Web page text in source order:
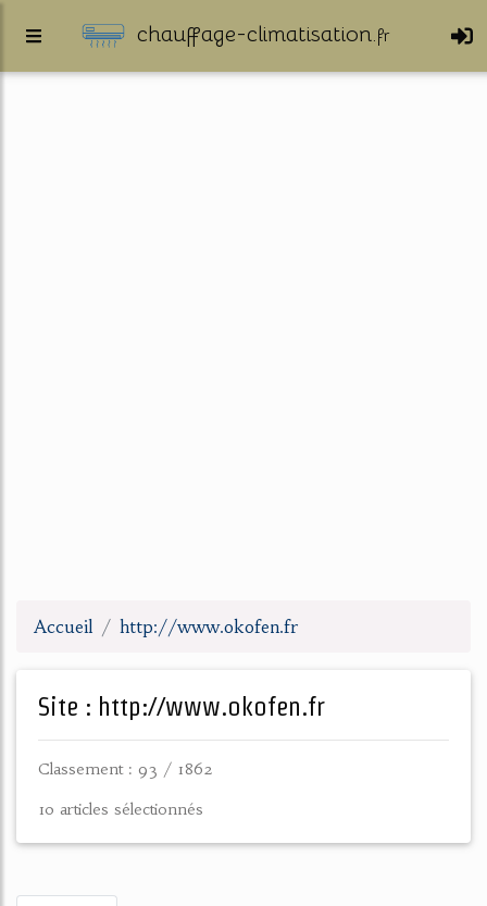
chauffage-climatisation.fr
Accueil http://www.okofen.fr
Site : http://www.okofen.fr
Classement : 93 / 1862
10 articles sélectionnés